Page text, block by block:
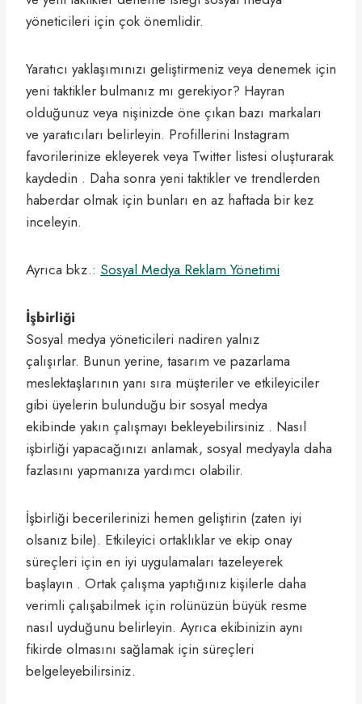
yöneticileri için çok önemlidir.
Yaratıcı yaklaşımınızı geliştirmeniz veya denemek için
yeni taktikler bulmanız mı gerekiyor? Hayran
olduğunuz veya nişinizde öne çıkan bazı markaları
ve yaratıcıları belirleyin. Profillerini Instagram
favorilerinize ekleyerek veya Twitter listesi oluşturarak
kaydedin . Daha sonra yeni taktikler ve trendlerden
haberdar olmak için bunları en az haftada bir kez
inceleyin.
Ayrıca bkz.: Sosyal Medya Reklam Yönetimi
İşbirliği
Sosyal medya yöneticileri nadiren yalnız
çalışırlar. Bunun yerine, tasarım ve pazarlama
meslektaşlarının yanı sıra müşteriler ve etkileyiciler
gibi üyelerin bulunduğu bir sosyal medya
ekibinde yakın çalışmayı bekleyebilirsiniz . Nasıl
işbirliği yapacağınızı anlamak, sosyal medyayla daha
fazlasını yapmanıza yardımcı olabilir.
İşbirliği becerilerinizi hemen geliştirin (zaten iyi
olsanız bile). Etkileyici ortaklıklar ve ekip onay
süreçleri için en iyi uygulamaları tazeleyerek
başlayın . Ortak çalışma yaptığınız kişilerle daha
verimli çalışabilmek için rolünüzün büyük resme
nasıl uyduğunu belirleyin. Ayrıca ekibinizin aynı
fikirde olmasını sağlamak için süreçleri
belgeleyebilirsiniz.